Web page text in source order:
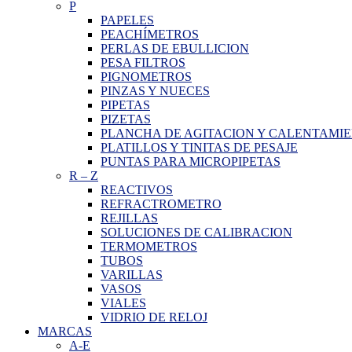
P
PAPELES
PEACHÍMETROS
PERLAS DE EBULLICION
PESA FILTROS
PIGNOMETROS
PINZAS Y NUECES
PIPETAS
PIZETAS
PLANCHA DE AGITACION Y
PLATILLOS Y TINITAS DE PESAJE
PUNTAS PARA MICROPIPETAS
R – Z
REACTIVOS
REFRACTROMETRO
REJILLAS
SOLUCIONES DE CALIBRACION
TERMOMETROS
TUBOS
VARILLAS
VASOS
VIALES
VIDRIO DE RELOJ
MARCAS
A-E